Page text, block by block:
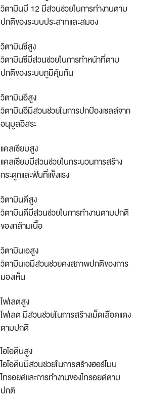
วิตามินบี 12 มีส่วนช่วยในการทำงานตาม
ปกติของระบบประสาทและสมอง
วิตามินซีสูง
วิตามินซีมีส่วนช่วยในการทำหน้าที่ตาม
ปกติของระบบภูมิคุ้มกัน
วิตามินอีสูง
​วิตามินอีมีส่วนช่วยในการปกป้องเซลล์จาก
อนุมูลอิสระ
แคลเซียมสูง
แคลเซียมมีส่วนช่วยในกระบวนการสร้าง
กระดูกและฟันที่แข็งแรง​
วิตามินดีสูง
​วิตามินดีมีส่วนช่วยในการทำงานตามปกติ
ของกล้ามเนื้อ​​
วิตามินเอสูง
วิตามินเอมีส่วนช่วยคงสภาพปกติของการ
มองเห็น
โฟเลตสูง
โฟเลต มีส่วนช่วยในการสร้างเม็ดเลือดแดง
ตามปกติ
ไอโอดีนสูง
ไอโอดีนมีส่วนช่วยในการสร้างฮอร์โมน
ไทรอยด์และการทำงานของไทรอยด์ตาม
ปกติ